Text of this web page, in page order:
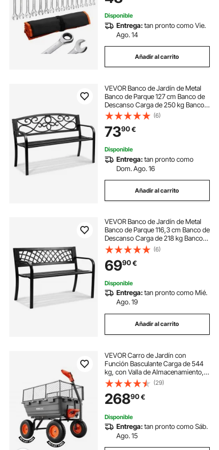
Reparaciones de Automóvil
Disponible
Entrega:tan pronto como Vie.
Ago. 14
Añadir al carrito
VEVOR Banco de Jardín de Metal
Banco de Parque 127 cm Banco de
Descanso Carga de 250 kg Banco
de Jardín y Parque para Exterior
con Respaldo y Reposabrazos
Banco para Jardín, Parque, Patio,
Porche
(6)
7390€
Disponible
Entrega:tan pronto como
Dom. Ago. 16
Añadir al carrito
VEVOR Banco de Jardín de Metal
Banco de Parque 116,3 cm Banco de
Descanso Carga de 218 kg Banco
de Jardín y Parque para Exterior
con Respaldo y Reposabrazos
Banco para Jardín, Parque, Patio,
Porche
(6)
6990€
Disponible
Entrega:tan pronto como Mié.
Ago. 19
Añadir al carrito
VEVOR Carro de Jardín con
Función Basculante Carga de 544
kg, con Valla de Almacenamiento,
Carro de Jardín de Polietileno
Mecanismo de Volcado de 90°, con
Ruedas Giratorias de 180°, para
Plantas
(29)
26890€
Disponible
Entrega:tan pronto como Sáb.
Ago. 15